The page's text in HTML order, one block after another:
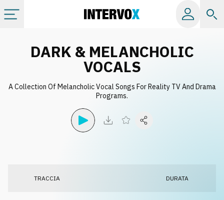
DARK & MELANCHOLIC
VOCALS
A Collection Of Melancholic Vocal Songs For Reality TV And Drama
Programs.
TRACCIA DURATA